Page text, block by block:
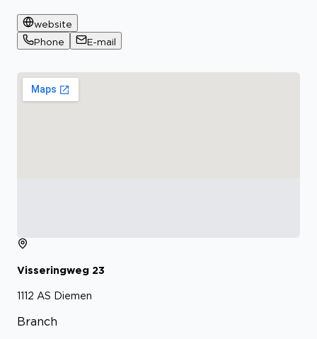
website
Phone
E-mail
Visseringweg 23
1112 AS Diemen
Branch